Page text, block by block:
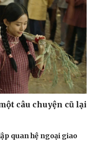
câu chuyện cũ lại
quan hệ ngoại giao